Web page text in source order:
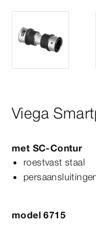
Viega
met SC‑Contur
roestvast staal
model 6715